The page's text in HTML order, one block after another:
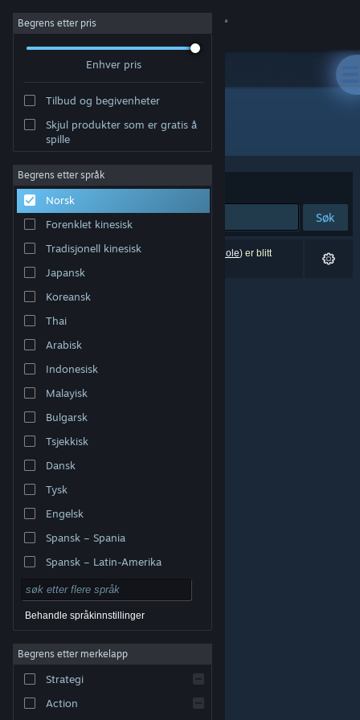
Logg inn
Om
Kundestøtte
Bytt språk
Skaff deg Steam-appen på mobil
Vis skrivebordsversjon
© Valve Corporation. Alle rettigheter reservert. Alle
Retningslinjer for personvern
Tilgjengelighet
|Steams abonnementsavtale
Refusjoner
Begrens etter pris
Enhver pris
Tilbud og begivenheter
Skjul produkter som er gratis å
spille
Begrens etter språk
Norsk
Forenklet kinesisk
Tradisjonell kinesisk
Japansk
Koreansk
Thai
Arabisk
Indonesisk
Malayisk
Bulgarsk
Tsjekkisk
Dansk
Tysk
Engelsk
Spansk – Spania
Spansk – Latin-Amerika
Behandle språkinnstillinger
Begrens etter merkelapp
Strategi
Action
"Winnie's Hole"
Sorter etter Relevans
Søk
0 treff på søket. 3 produkter (inkludert Winnie's Hole) er blitt
utelukket basert på dine innstillinger.